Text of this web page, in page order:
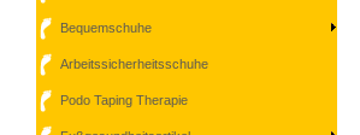
Bequemschuhe
Arbeitssicherheitsschuhe
Podo Taping Therapie